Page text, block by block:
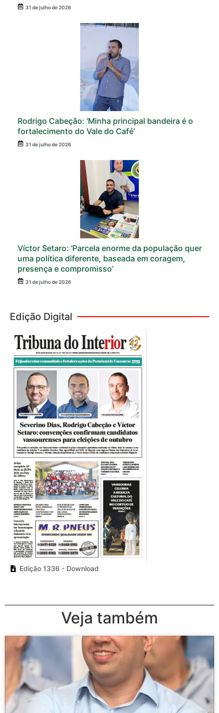
31 de julho de 2026
Rodrigo Cabeção: ‘Minha principal bandeira é o
fortalecimento do Vale do Café’
31 de julho de 2026
Víctor Setaro: ‘Parcela enorme da população quer
uma política diferente, baseada em coragem,
presença e compromisso’
31 de julho de 2026
Edição Digital
Edição 1336 - Download
Veja também